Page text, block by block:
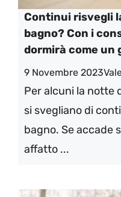
Continui risvegli
bagno? Con i
dormirà come un
9 Novembre 2023
Per alcuni la notte
si svegliano di
bagno. Se accade
affatto ...